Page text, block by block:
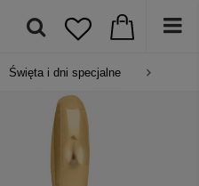
Święta i dni specjalne